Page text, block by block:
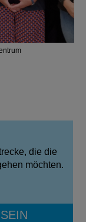
die die
möchten.